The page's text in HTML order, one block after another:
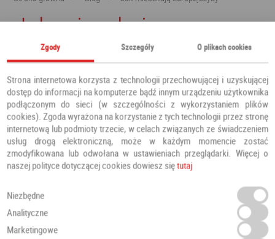
Jak mieszkają
Europejczycy
Sprawdź, jakie okna i drzwi są modne w innych krajach!
Okna Drzwi Wrocław Oleśnica
Strona główna
! Ceny drzwi
Zgody Szczegóły O plikach cookies
Strona internetowa korzysta z technologii przechowującej i uzyskującej
dostęp do informacji na komputerze bądź innym urządzeniu użytkownika
podłączonym do sieci (w szczególności z wykorzystaniem plików
cookies). Zgoda wyrażona na korzystanie z tych technologii przez stronę
internetową lub podmioty trzecie, w celach związanych ze świadczeniem
usług drogą elektroniczną, może w każdym momencie zostać
zmodyfikowana lub odwołana w ustawieniach przeglądarki. Więcej o
naszej polityce dotyczącej cookies dowiesz siętutaj
Niezbędne
Analityczne
Marketingowe